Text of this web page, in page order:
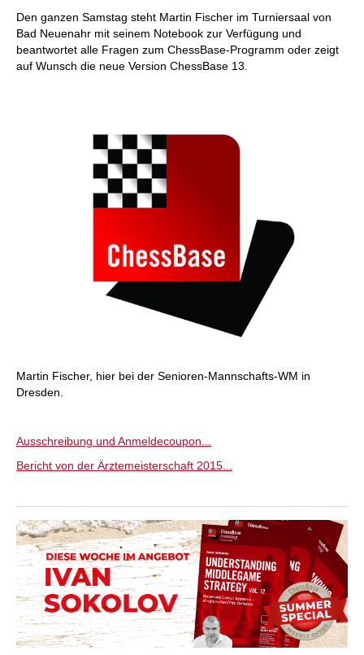
Den ganzen Samstag steht Martin Fischer im Turniersaal von
Bad Neuenahr mit seinem Notebook zur Verfügung und
beantwortet alle Fragen zum ChessBase-Programm oder zeigt
auf Wunsch die neue Version ChessBase 13.
Martin Fischer, hier bei der Senioren-Mannschafts-WM in
Dresden.
Ausschreibung und Anmeldecoupon...
Bericht von der Ärztemeisterschaft 2015...